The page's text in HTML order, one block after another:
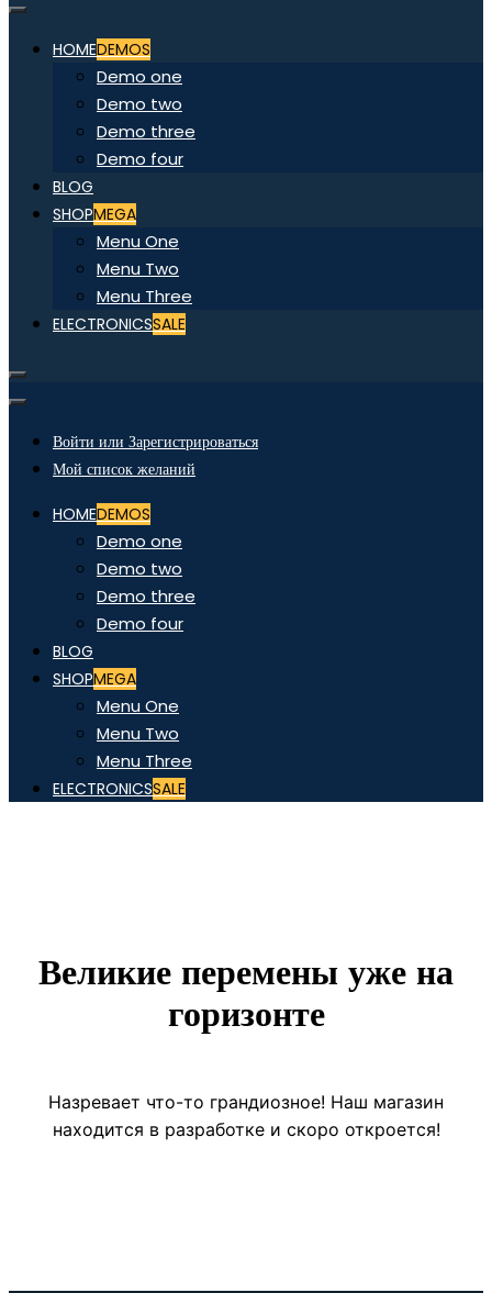
HOMEDEMOS
Demo one
Demo two
Demo three
Demo four
BLOG
SHOPMEGA
Menu One
Menu Two
Menu Three
ELECTRONICSSALE
Войти или Зарегистрироваться
Мой список желаний
HOMEDEMOS
Demo one
Demo two
Demo three
Demo four
BLOG
SHOPMEGA
Menu One
Menu Two
Menu Three
ELECTRONICSSALE
Великие перемены уже на
горизонте
Назревает что-то грандиозное! Наш магазин
находится в разработке и скоро откроется!